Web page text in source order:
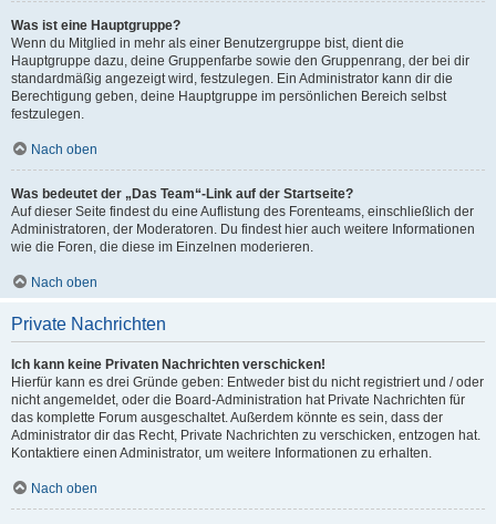
Was ist eine Hauptgruppe?
Wenn du Mitglied in mehr als einer Benutzergruppe bist, dient die
Hauptgruppe dazu, deine Gruppenfarbe sowie den Gruppenrang, der bei dir
standardmäßig angezeigt wird, festzulegen. Ein Administrator kann dir die
Berechtigung geben, deine Hauptgruppe im persönlichen Bereich selbst
festzulegen.
Nach oben
Was bedeutet der „Das Team“-Link auf der Startseite?
Auf dieser Seite findest du eine Auflistung des Forenteams, einschließlich der
Administratoren, der Moderatoren. Du findest hier auch weitere Informationen
wie die Foren, die diese im Einzelnen moderieren.
Nach oben
Private Nachrichten
Ich kann keine Privaten Nachrichten verschicken!
Hierfür kann es drei Gründe geben: Entweder bist du nicht registriert und / oder
nicht angemeldet, oder die Board-Administration hat Private Nachrichten für
das komplette Forum ausgeschaltet. Außerdem könnte es sein, dass der
Administrator dir das Recht, Private Nachrichten zu verschicken, entzogen hat.
Kontaktiere einen Administrator, um weitere Informationen zu erhalten.
Nach oben